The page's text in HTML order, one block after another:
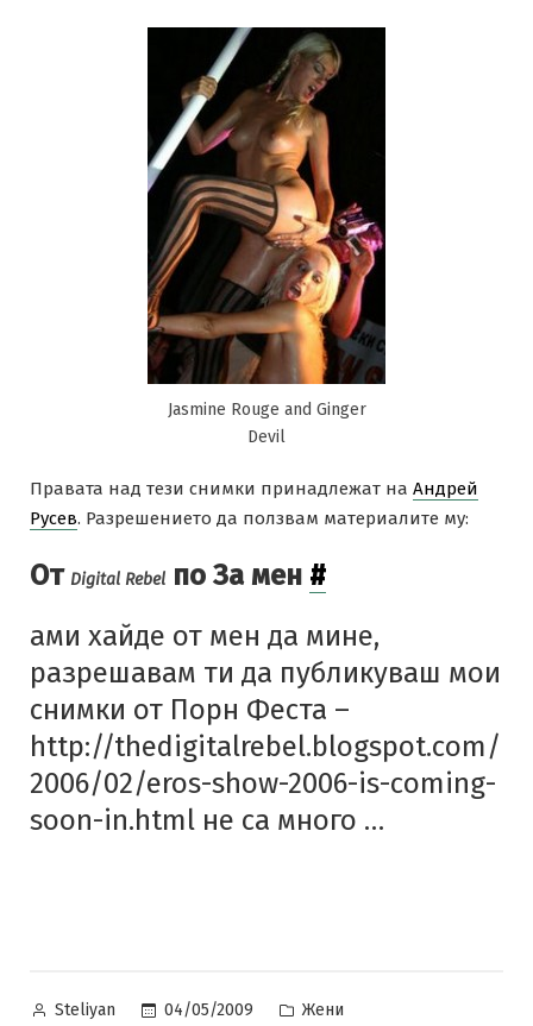
Jasmine Rouge and Ginger
Devil
Правата над тези снимки принадлежат на Андрей
Русев. Разрешението да ползвам материалите му:
От Digital Rebel по За мен #
ами хайде от мен да мине,
разрешавам ти да публикуваш мои
снимки от Порн Феста –
http://thedigitalrebel.blogspot.com/
2006/02/eros-show-2006-is-coming-
soon-in.html не са много …
Posted
Steliyan 04/05/2009
Posted
Жени